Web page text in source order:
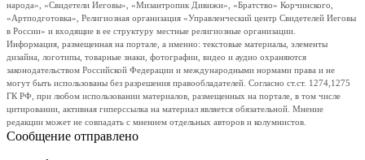
народа», «Свидетели Иеговы», «Мизантропик Дивижн», «Братство» Корчинского,
«Артподготовка», Религиозная организация «Управленческий центр Свидетелей Иеговы
в России» и входящие в ее структуру местные религиозные организации.
Информация, размещенная на портале, а именно: текстовые материалы, элементы
дизайна, логотипы, товарные знаки, фотографии, видео и аудио охраняются
законодательством Российской Федерации и международными нормами права и не
могут быть использованы без разрешения правообладателей. Согласно ст.ст. 1274,1275
ГК РФ, при любом использовании материалов, размещенных на портале, в том числе
цитировании, активная гиперссылка на материал является обязательной. Мнение
редакции может не совпадать с мнением отдельных авторов и колумнистов.
Сообщение отправлено